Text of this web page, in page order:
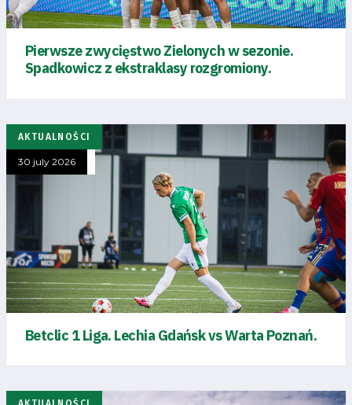
Pierwsze zwycięstwo Zielonych w sezonie.
Spadkowicz z ekstraklasy rozgromiony.
AKTUALNOŚCI
30 july 2026
Betclic 1 Liga. Lechia Gdańsk vs Warta Poznań.